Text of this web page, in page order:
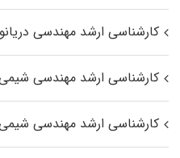
کارشناسی ارشد مهندسی
کارشناسی ارشد مهندسی
کارشناسی ارشد مهندسی شیمی